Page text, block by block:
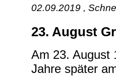
02.09.2019 ,
23. August
Am 23. August
Jahre später